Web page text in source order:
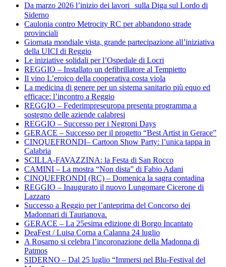
Da marzo 2026 l’inizio dei lavori sulla Diga sul Lordo di
Siderno
Caulonia contro Metrocity RC per abbandono strade
provinciali
Giornata mondiale vista, grande partecipazione all’iniziativa
della UICI di Reggio
Le iniziative solidali per l’Ospedale di Locri
REGGIO – Installato un defibrillatore al Tempietto
Il vino L’eroico della cooperativa costa viola
La medicina di genere per un sistema sanitario più equo ed
efficace: l’incontro a Reggio
REGGIO – Federimpreseuropa presenta programma a
sostegno delle aziende calabresi
REGGIO – Successo per i Negroni Days
GERACE – Successo per il progetto “Best Artist in Gerace”
CINQUEFRONDI– Cartoon Show Party: l’unica tappa in
Calabria
SCILLA-FAVAZZINA: la Festa di San Rocco
CAMINI – La mostra “Non dista” di Fabio Adani
CINQUEFRONDI (RC) – Domenica la sagra contadina
REGGIO – Inaugurato il nuovo Lungomare Cicerone di
Lazzaro
Successo a Reggio per l’anteprima del Concorso dei
Madonnari di Taurianova.
GERACE – La 25esima edizione di Borgo Incantato
DeaFest / Luisa Corna a Calanna 24 luglio
A Rosarno si celebra l’incoronazione della Madonna di
Patmos
SIDERNO – Dal 25 luglio “Immersi nel Blu-Festival del